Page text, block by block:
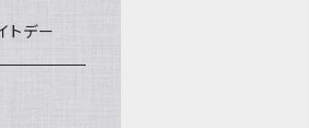
トデー